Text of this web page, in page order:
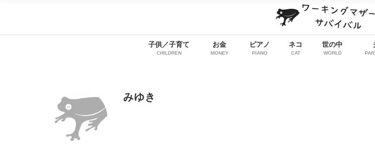
子供／子育て
CHILDREN
お金
MONEY
ピアノ
PIANO
ネコ
CAT
世の中
WORLD
みゆき